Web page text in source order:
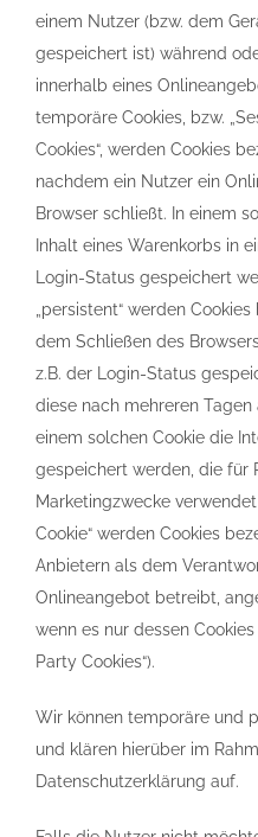
einem Nutzer (bzw. dem
gespeichert ist) während
innerhalb eines
temporäre Cookies, bzw.
Cookies“, werden Cookies
nachdem ein Nutzer ein
Browser schließt. In einem
Inhalt eines Warenkorbs in
Login-Status gespeichert
„persistent“ werden
dem Schließen des
z.B. der Login-Status
diese nach mehreren
einem solchen Cookie die
gespeichert werden, die für
Marketingzwecke
Cookie“ werden Cookies
Anbietern als dem
Onlineangebot betreibt,
wenn es nur dessen
Party Cookies“).
Wir können temporäre und
und klären hierüber im
Datenschutzerklärung auf.